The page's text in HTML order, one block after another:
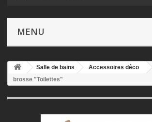
MENU
Salle de bains Accessoires déco
brosse "Toilettes"